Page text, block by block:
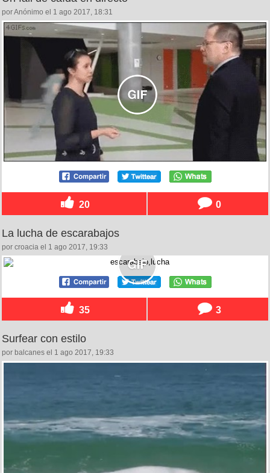
por Anónimo el 1 ago 2017, 18:31
20 0
La lucha de escarabajos
por croacia el 1 ago 2017, 19:33
35 3
Surfear con estilo
por balcanes el 1 ago 2017, 19:33